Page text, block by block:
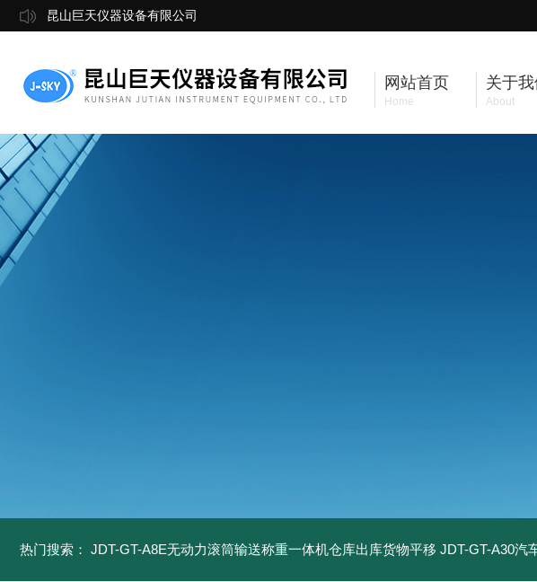
昆山巨天仪器设备有限公司
网站首页
Home
关于我
About
热门搜索： JDT-GT-A8E无动力滚筒输送称重一体机仓库出库货物平移 JDT-GT-A30汽